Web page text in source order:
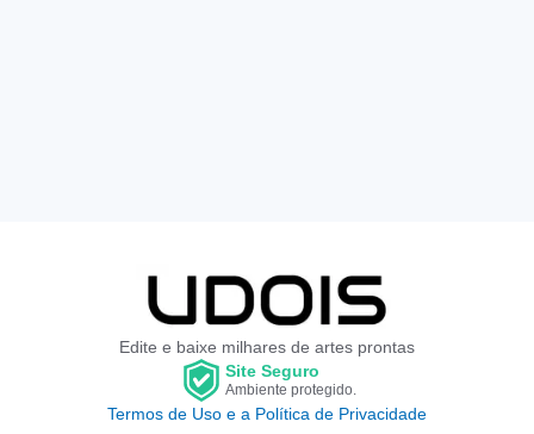
Edite e baixe milhares de artes prontas
Site Seguro
Ambiente protegido.
Termos de Uso e a Política de Privacidade